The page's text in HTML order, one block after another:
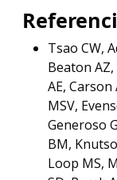
Tsao CW,
Beaton
AE,
MSV,
Generoso
BM,
Loop MS,